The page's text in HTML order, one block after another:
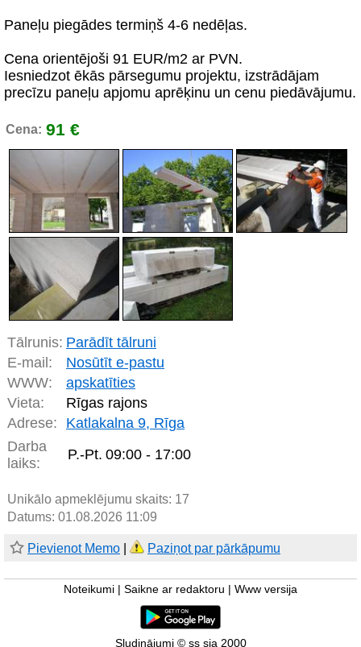
Paneļu piegādes termiņš 4-6 nedēļas.
Cena orientējoši 91 EUR/m2 ar PVN.
Iesniedzot ēkās pārsegumu projektu, izstrādājam
precīzu paneļu apjomu aprēķinu un cenu piedāvājumu.
Cena: 91 €
Tālrunis: Parādīt tālruni
E-mail:
Nosūtīt e-pastu
WWW:
apskatīties
Vieta:
Rīgas rajons
Adrese:
Katlakalna 9, Rīga
Darba
laiks:
P.-Pt. 09:00 - 17:00
Unikālo apmeklējumu skaits: 17
Datums: 01.08.2026 11:09
Pievienot Memo Paziņot par pārkāpumu
Noteikumi Saikne ar redaktoru Www versija
Sludinājumi © ss sia 2000